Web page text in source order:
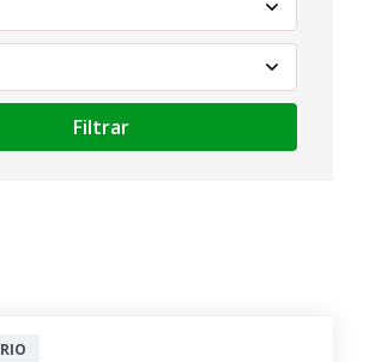
Filtrar